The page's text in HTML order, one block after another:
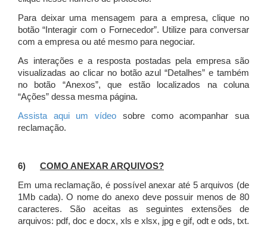
Para deixar uma mensagem para a empresa, clique no
botão “Interagir com o Fornecedor”. Utilize para conversar
com a empresa ou até mesmo para negociar.
As interações e a resposta postadas pela empresa são
visualizadas ao clicar no botão azul “Detalhes” e também
no botão “Anexos”, que estão localizados na coluna
“Ações” dessa mesma página.
Assista aqui um vídeo sobre como acompanhar sua
reclamação.
6) COMO ANEXAR ARQUIVOS?
Em uma reclamação, é possível anexar até 5 arquivos (de
1Mb cada). O nome do anexo deve possuir menos de 80
caracteres. São aceitas as seguintes extensões de
arquivos: pdf, doc e docx, xls e xlsx, jpg e gif, odt e ods, txt.